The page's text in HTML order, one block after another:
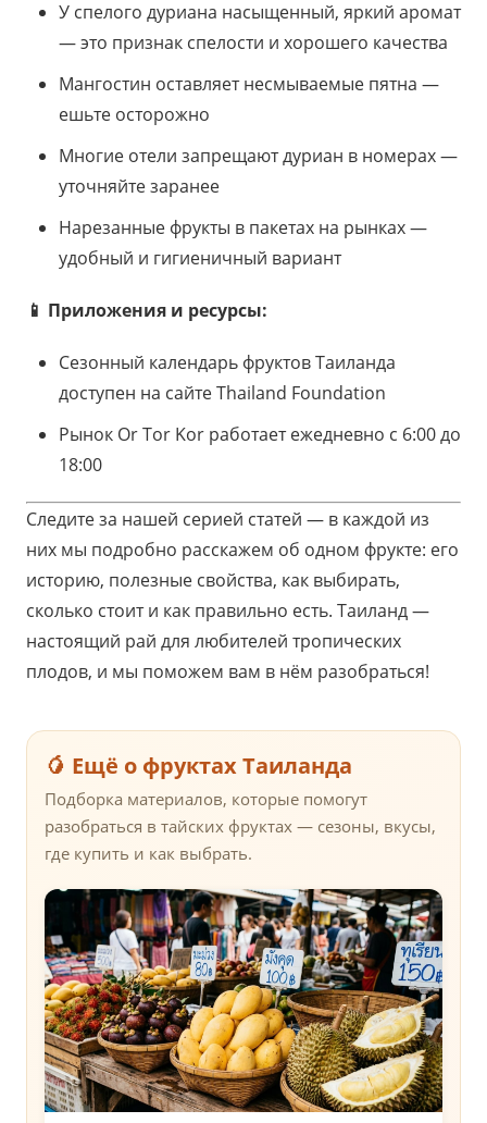
У спелого дуриана насыщенный, яркий аромат
— это признак спелости и хорошего качества
Мангостин оставляет несмываемые пятна —
ешьте осторожно
Многие отели запрещают дуриан в номерах —
уточняйте заранее
Нарезанные фрукты в пакетах на рынках —
удобный и гигиеничный вариант
📱 Приложения и ресурсы:
Сезонный календарь фруктов Таиланда
доступен на сайте Thailand Foundation
Рынок Or Tor Kor работает ежедневно с 6:00 до
18:00
Следите за нашей серией статей — в каждой из
них мы подробно расскажем об одном фрукте: его
историю, полезные свойства, как выбирать,
сколько стоит и как правильно есть. Таиланд —
настоящий рай для любителей тропических
плодов, и мы поможем вам в нём разобраться!
🥭 Ещё о фруктах Таиланда
Подборка материалов, которые помогут
разобраться в тайских фруктах — сезоны, вкусы,
где купить и как выбрать.